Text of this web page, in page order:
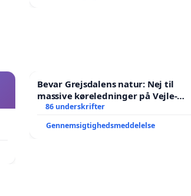
Bevar Grejsdalens natur: Nej til
massive køreledninger på Vejle-
Struer-banen
86 underskrifter
Gennemsigtighedsmeddelelse